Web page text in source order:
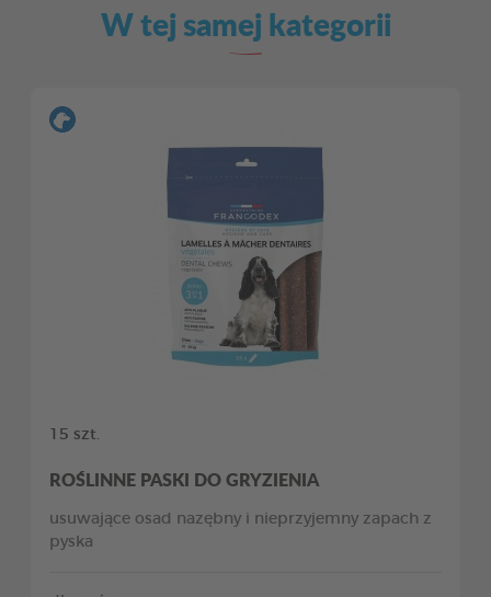
W tej samej kategorii
15 szt.
ROŚLINNE PASKI DO GRYZIENIA
usuwające osad nazębny i nieprzyjemny zapach z
pyska